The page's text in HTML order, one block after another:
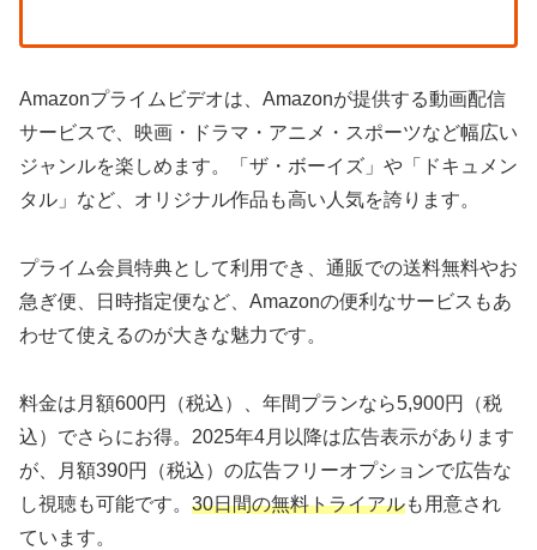
Amazonプライムビデオは、Amazonが提供する動画配信
サービスで、映画・ドラマ・アニメ・スポーツなど幅広い
ジャンルを楽しめます。「ザ・ボーイズ」や「ドキュメン
タル」など、オリジナル作品も高い人気を誇ります。
プライム会員特典として利用でき、通販での送料無料やお
急ぎ便、日時指定便など、Amazonの便利なサービスもあ
わせて使えるのが大きな魅力です。
料金は月額600円（税込）、年間プランなら5,900円（税
込）でさらにお得。2025年4月以降は広告表示があります
が、月額390円（税込）の広告フリーオプションで広告な
し視聴も可能です。 30日間の無料トライアルも用意され
ています。